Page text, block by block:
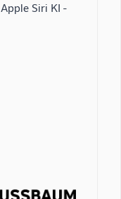
Siri KI -